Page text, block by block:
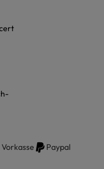
Vorkasse
Paypal